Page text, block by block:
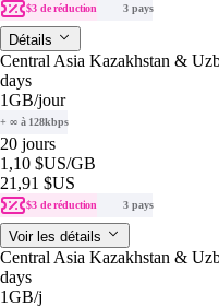
$3 de réduction 3 pays
Détails
Central Asia Kazakhstan &
days
1GB/jour
+ ∞ à 128kbps
20 jours
1,10 $US/GB
21,91 $US
$3 de réduction 3 pays
Voir les détails
Central Asia Kazakhstan &
days
1GB/j